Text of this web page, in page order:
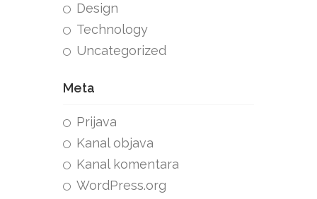
Design
Technology
Uncategorized
Meta
Prijava
Kanal objava
Kanal komentara
WordPress.org